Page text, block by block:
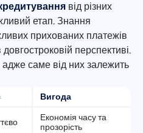
від різних
етап. Знання
прихованих платежів
перспективі.
адже саме від них залежить
Вигода
Економія часу та
прозорість